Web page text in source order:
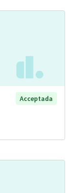
Acceptada